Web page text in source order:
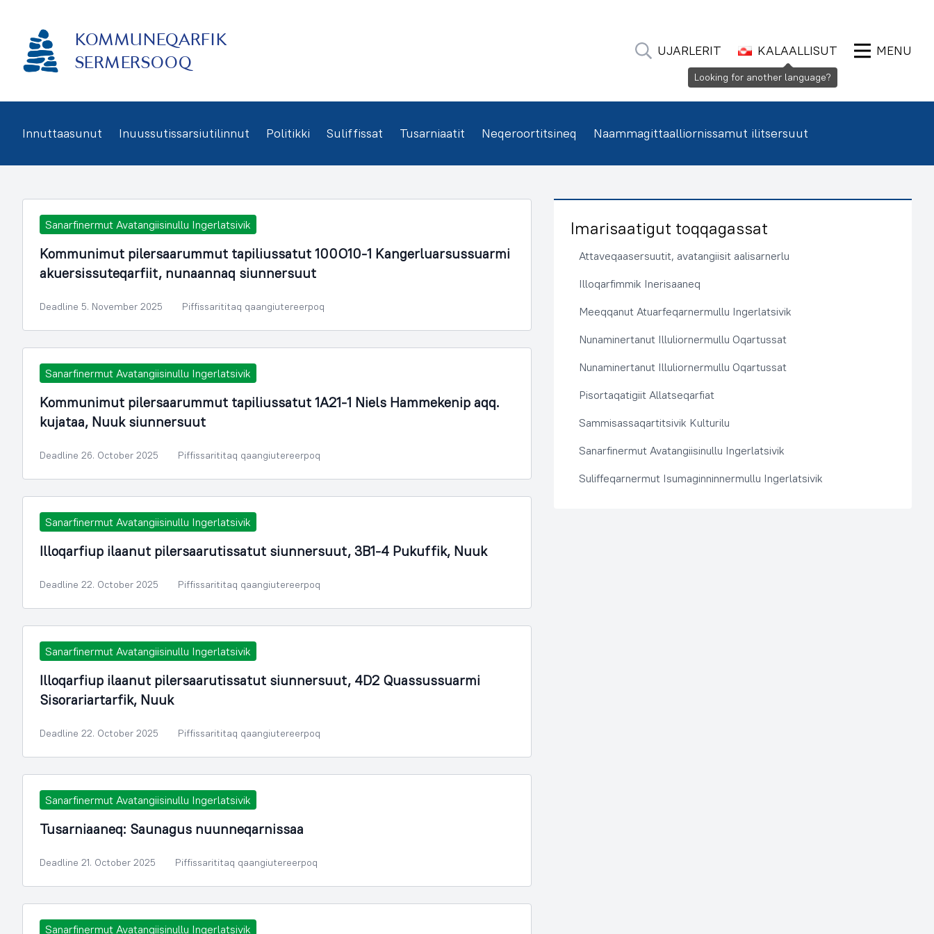
KOMMUNEQARFIK
SERMERSOOQ
UJARLERIT KALAALLISUT MENU
Innuttaasunut Inuussutissarsiutilinnut Politikki Suliffissat Tusarniaatit Neqeroortitsineq Naammagittaalliornissamut ilitsersuut
Sanarfinermut Avatangiisinullu Ingerlatsivik
Kommunimut pilersaarummut tapiliussatut 100O10-1 Kangerluarsussuarmi
akuersissuteqarfiit, nunaannaq siunnersuut
Deadline 5. November 2025 Piffissarititaq qaangiutereerpoq
Sanarfinermut Avatangiisinullu Ingerlatsivik
Kommunimut pilersaarummut tapiliussatut 1A21-1 Niels Hammekenip aqq.
kujataa, Nuuk siunnersuut
Deadline 26. October 2025 Piffissarititaq qaangiutereerpoq
Sanarfinermut Avatangiisinullu Ingerlatsivik
Illoqarfiup ilaanut pilersaarutissatut siunnersuut, 3B1-4 Pukuffik, Nuuk
Deadline 22. October 2025 Piffissarititaq qaangiutereerpoq
Sanarfinermut Avatangiisinullu Ingerlatsivik
Illoqarfiup ilaanut pilersaarutissatut siunnersuut, 4D2 Quassussuarmi
Sisorariartarfik, Nuuk
Deadline 22. October 2025 Piffissarititaq qaangiutereerpoq
Sanarfinermut Avatangiisinullu Ingerlatsivik
Tusarniaaneq: Saunagus nuunneqarnissaa
Deadline 21. October 2025 Piffissarititaq qaangiutereerpoq
Sanarfinermut Avatangiisinullu Ingerlatsivik
Imarisaatigut toqqagassat
Attaveqaasersuutit, avatangiisit aalisarnerlu
Illoqarfimmik Inerisaaneq
Meeqqanut Atuarfeqarnermullu Ingerlatsivik
Nunaminertanut Illuliornermullu Oqartussat
Nunaminertanut Illuliornermullu Oqartussat
Pisortaqatigiit Allatseqarfiat
Sammisassaqartitsivik Kulturilu
Sanarfinermut Avatangiisinullu Ingerlatsivik
Suliffeqarnermut Isumaginninnermullu Ingerlatsivik
Looking for another language?